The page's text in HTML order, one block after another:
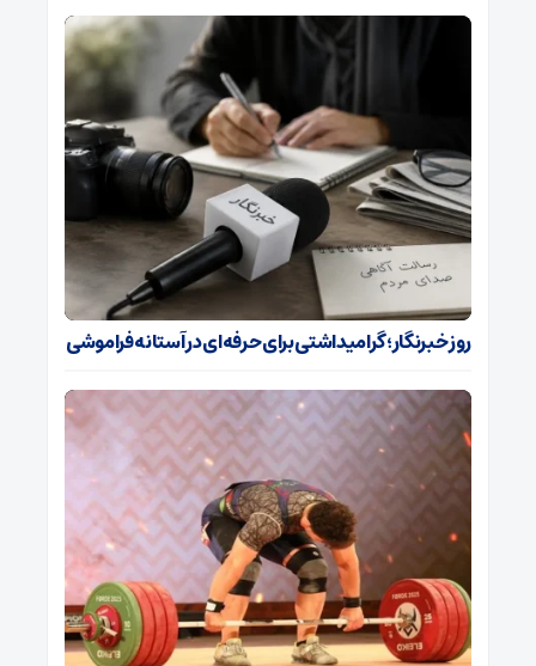
روز خبرنگار؛ گرامیداشتی برای حرفه‌ای در آستانه فراموشی